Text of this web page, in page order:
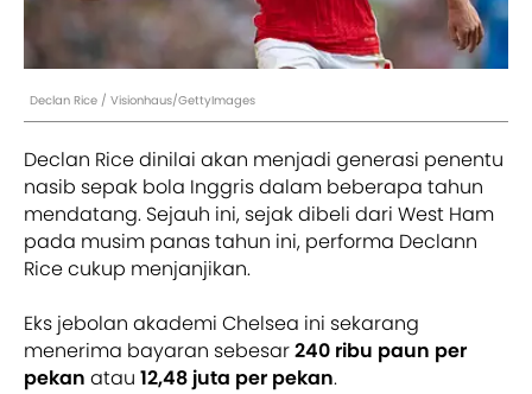
Declan Rice / Visionhaus/GettyImages
Declan Rice dinilai akan menjadi generasi penentu
nasib sepak bola Inggris dalam beberapa tahun
mendatang. Sejauh ini, sejak dibeli dari West Ham
pada musim panas tahun ini, performa Declann
Rice cukup menjanjikan.
Eks jebolan akademi Chelsea ini sekarang
menerima bayaran sebesar240 ribu paun per
pekan atau 12,48 juta per pekan.